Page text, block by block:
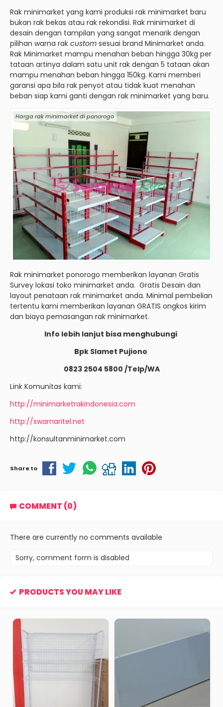
Rak minimarket yang kami produksi rak minimarket baru
bukan rak bekas atau rak rekondisi. Rak minimarket di
desain dengan tampilan yang sangat menarik dengan
pilihan warna rak custom sesuai brand Minimarket anda.
Rak Minimarket mampu menahan beban hingga 30kg per
tataan artinya dalam satu unit rak dengan 5 tataan akan
mampu menahan beban hingga 150kg. Kami memberi
garansi apa bila rak penyot atau tidak kuat menahan
beban siap kami ganti dengan rak minimarket yang baru.
Harga rak minimarket di ponorogo
Rak minimarket ponorogo memberikan layanan Gratis
Survey lokasi toko minimarket anda. Gratis Desain dan
layout penataan rak minimarket anda. Minimal pembelian
tertentu kami memberikan layanan GRATIS ongkos kirim
dan biaya pemasangan rak minimarket.
Info lebih lanjut bisa menghubungi
Bpk Slamet Pujiono
0823 2504 5800 /Telp/WA
Link Komunitas kami:
http://minimarketrakindonesia.com
http://swarnaritel.net
http://konsultanminimarket.com
Share to
COMMENT (0)
There are currently no comments available
Sorry, comment form is disabled
PRODUCTS YOU MAY LIKE